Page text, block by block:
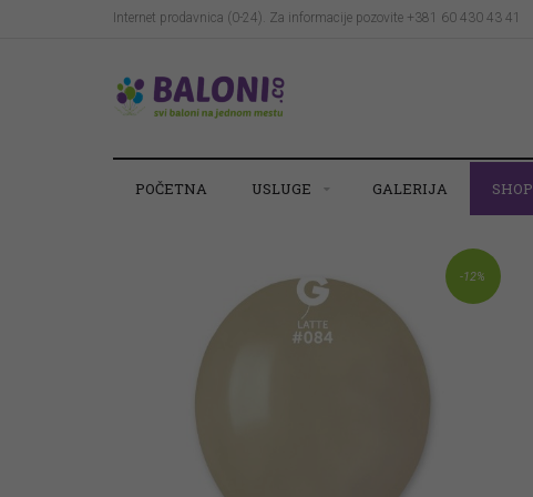
Internet prodavnica (0-24). Za informacije pozovite +381 60 430 43 41
POČETNA USLUGE GALERIJA SHOP
-12%